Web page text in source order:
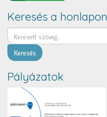
Keresés a honlapon
Keresés
Pályázatok